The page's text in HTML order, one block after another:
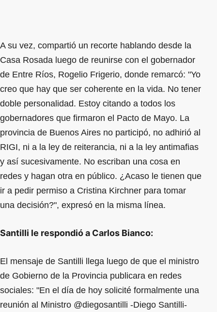
A su vez, compartió un recorte hablando desde la
Casa Rosada luego de reunirse con el gobernador
de Entre Ríos, Rogelio Frigerio, donde remarcó: "Yo
creo que hay que ser coherente en la vida. No tener
doble personalidad. Estoy citando a todos los
gobernadores que firmaron el Pacto de Mayo. La
provincia de Buenos Aires no participó, no adhirió al
RIGI, ni a la ley de reiterancia, ni a la ley antimafias
y así sucesivamente. No escriban una cosa en
redes y hagan otra en público. ¿Acaso le tienen que
ir a pedir permiso a Cristina Kirchner para tomar
una decisión?", expresó en la misma línea.
Santilli le respondió a Carlos Bianco:
El mensaje de Santilli llega luego de que el ministro
de Gobierno de la Provincia publicara en redes
sociales: "En el día de hoy solicité formalmente una
reunión al Ministro @diegosantilli -Diego Santilli-